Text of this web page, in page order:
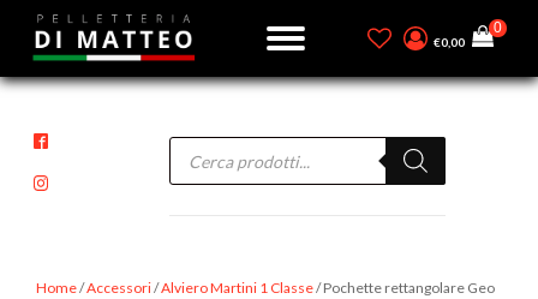
€0,00
Products
Home/Accessori/Alviero Martini 1 Classe/ Pochette rettangolare Geo